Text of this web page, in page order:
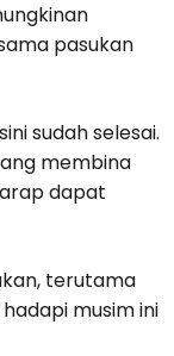
pasukan
sudah selesai.
membina
dapat
terutama
musim ini